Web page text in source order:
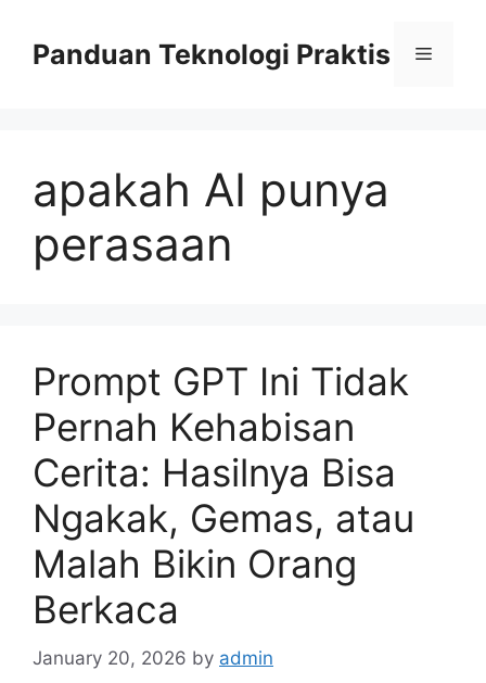
contentPanduan Teknologi Praktis Menu
apakah AI punya
perasaan
Prompt GPT Ini Tidak
Pernah Kehabisan
Cerita: Hasilnya Bisa
Ngakak, Gemas, atau
Malah Bikin Orang
Berkaca
January 20, 2026 by admin